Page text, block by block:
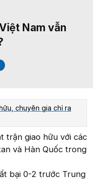
Nam vẫn
chuyên gia chỉ ra
trận giao hữu với các
và Hàn Quốc trong
bại 0-2 trước Trung